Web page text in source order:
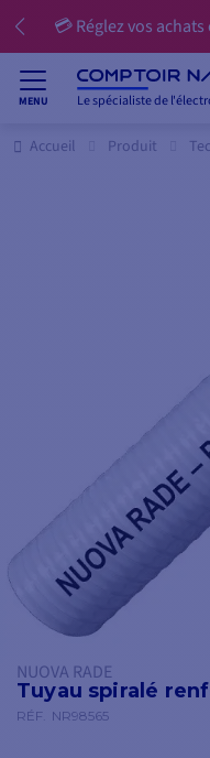
jusqu’à 60x
MENU Le spécialiste de
Accueil Produit
NUOVA RADE
Tuyau spiralé
RÉF. NR98565